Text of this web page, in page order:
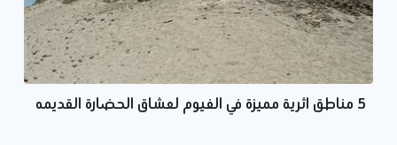
5 مناطق اثرية مميزة في الفيوم لعشاق الحضارة القديمه